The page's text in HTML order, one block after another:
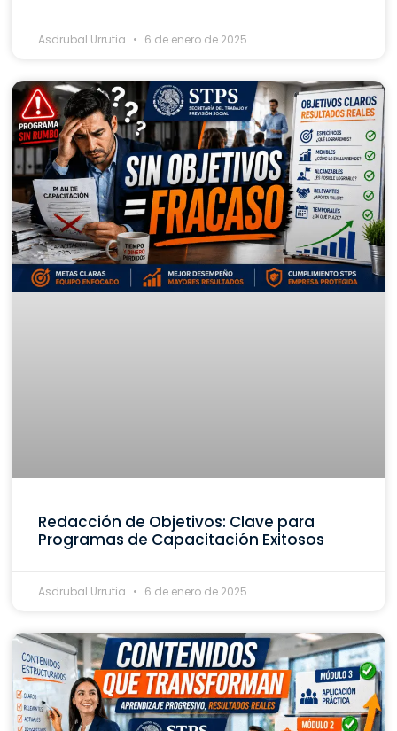
Asdrubal Urrutia 6 de enero de 2025
Redacción de Objetivos: Clave para
Programas de Capacitación Exitosos
Asdrubal Urrutia 6 de enero de 2025